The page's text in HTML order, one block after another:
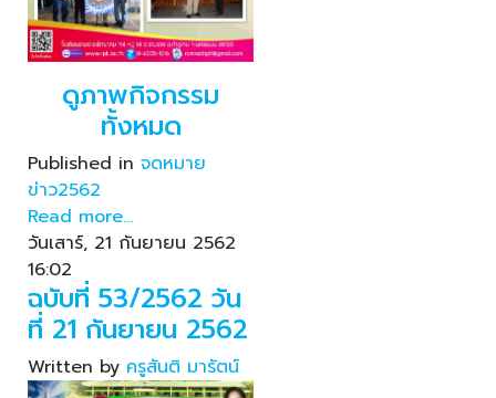
ดูภาพกิจกรรม
ทั้งหมด
Published in จดหมาย
ข่าว2562
Read more...
วันเสาร์, 21 กันยายน 2562
16:02
ฉบับที่ 53/2562 วัน
ที่ 21 กันยายน 2562
Written by ครูสันติ มารัตน์